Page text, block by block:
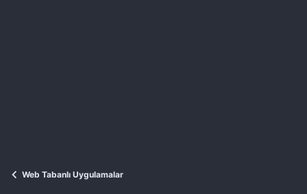
Web Tabanlı Uygulamalar